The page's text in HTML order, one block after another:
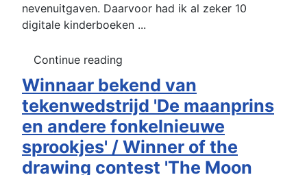
nevenuitgaven. Daarvoor had ik al zeker 10
digitale kinderboeken ...
Continue reading
Winnaar bekend van
tekenwedstrijd 'De maanprins
en andere fonkelnieuwe
sprookjes' / Winner of the
drawing contest 'The Moon